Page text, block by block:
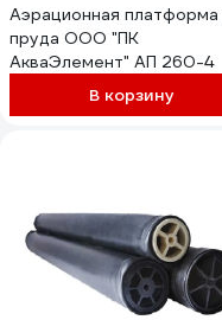
Аэрационная платформа
пруда ООО "ПК
АкваЭлемент" АП 260-4
В корзину